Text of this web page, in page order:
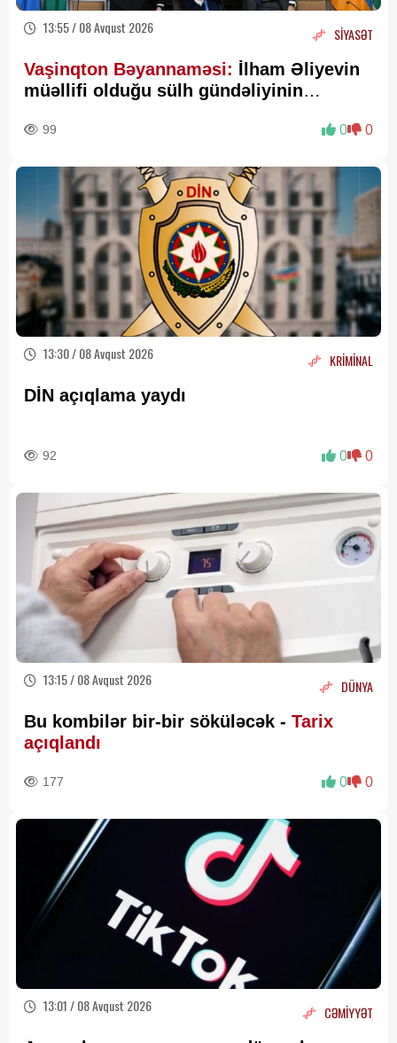
13:55 / 08 Avqust 2026 SİYASƏT
Vaşinqton Bəyannaməsi: İlham Əliyevin
müəllifi olduğu sülh gündəliyinin
99 0 0
13:30 / 08 Avqust 2026 KRİMİNAL
DİN açıqlama yaydı
92 0 0
13:15 / 08 Avqust 2026 DÜNYA
Bu kombilər bir-bir söküləcək - Tarix
açıqlandı
177 0 0
13:01 / 08 Avqust 2026 CƏMİYYƏT